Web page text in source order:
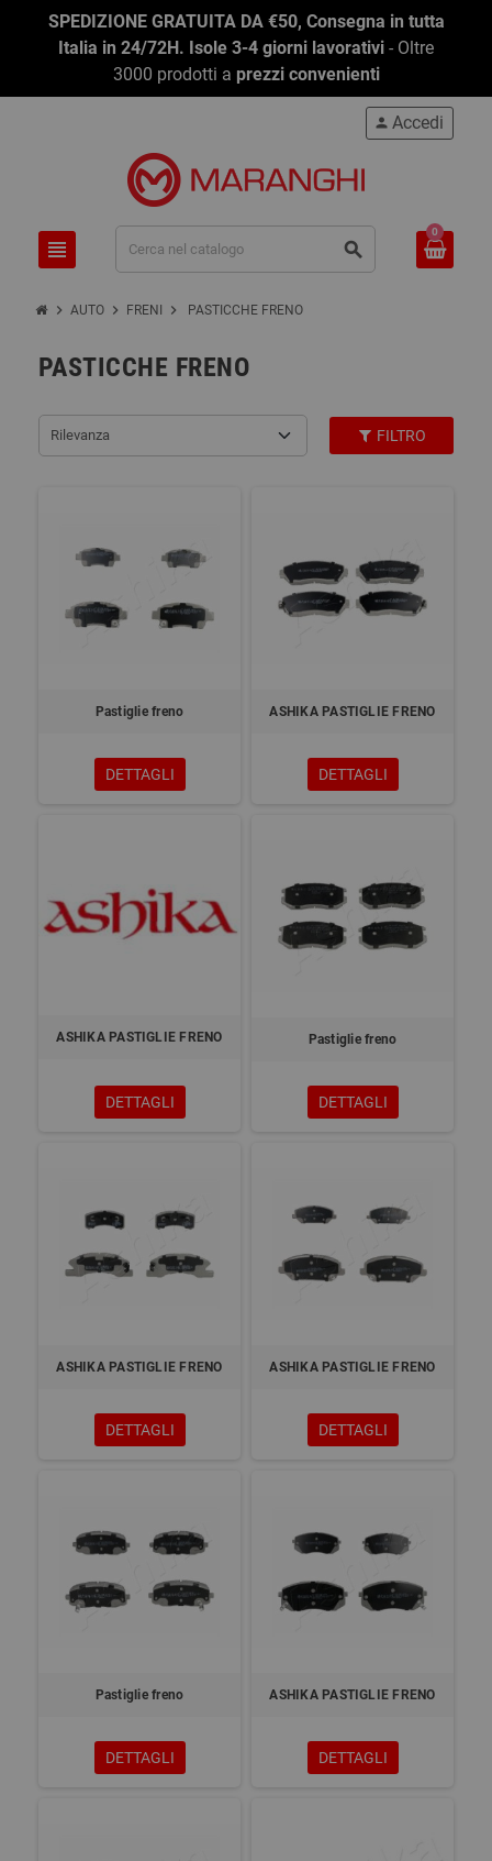
SPEDIZIONE GRATUITA DA €50, Consegna in tutta
Italia in 24/72H. Isole 3-4 giorni lavorativi - Oltre
3000 prodotti a prezzi convenienti
view_headline search
person Accedi
0
chevron_right AUTO chevron_right FRENI chevron_right PASTICCHE FRENO
PASTICCHE FRENO
Rilevanza FILTRO
Pastiglie freno
DETTAGLI
ASHIKA PASTIGLIE FRENO
DETTAGLI
ASHIKA PASTIGLIE FRENO
DETTAGLI
Pastiglie freno
DETTAGLI
ASHIKA PASTIGLIE FRENO
DETTAGLI
ASHIKA PASTIGLIE FRENO
DETTAGLI
Pastiglie freno
DETTAGLI
ASHIKA PASTIGLIE FRENO
DETTAGLI